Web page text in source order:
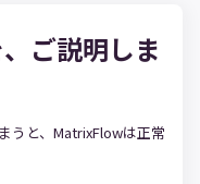
ご説明しま
うと、MatrixFlowは正常